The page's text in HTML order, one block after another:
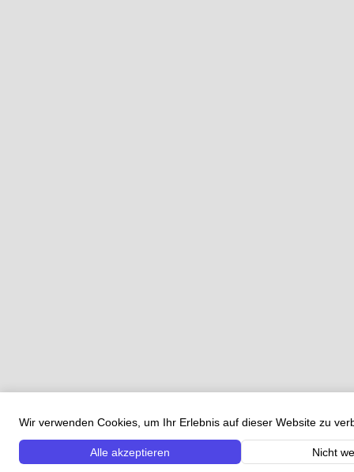
Wir verwenden Cookies, um Ihr Erlebnis auf dieser Website zu
Alle akzeptieren Nicht